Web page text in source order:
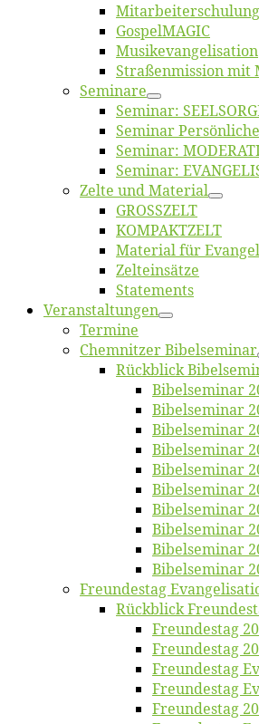
Mitarbeiter­schulung
Gos­pel­MA­GIC
Musikevan­ge­li­sa­tion
Straßenmis­sion mit
Se­mi­na­re
Se­mi­nar:
Se­mi­nar
Se­mi­nar:
Se­mi­nar:
Zel­te und Material
GROSSZELT
KOMPAKTZELT
Ma­te­ri­al für
Zelt­ein­sät­ze
State­ments
Ver­an­stal­tun­gen
Ter­mi­ne
Chemnit­zer Bibelseminar
Rück­blick
Bi­bel­se­mi­nar
Bi­bel­se­mi­nar
Bi­bel­se­mi­nar
Bi­bel­se­mi­nar
Bi­bel­se­mi­nar
Bi­bel­se­mi­nar
Bi­bel­se­mi­nar
Bi­bel­se­mi­nar
Bibelsemi­nar
Bibelsemi­nar
Freun­des­tag
Rück­blick
Freun­des­tag
Freun­des­tag
Freun­des­tag
Freun­des­tag
Freun­des­tag